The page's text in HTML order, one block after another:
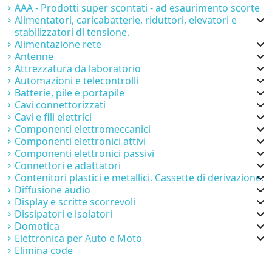
AAA - Prodotti super scontati - ad esaurimento scorte
Alimentatori, caricabatterie, riduttori, elevatori e
stabilizzatori di tensione.
Alimentazione rete
Antenne
Attrezzatura da laboratorio
Automazioni e telecontrolli
Batterie, pile e portapile
Cavi connettorizzati
Cavi e fili elettrici
Componenti elettromeccanici
Componenti elettronici attivi
Componenti elettronici passivi
Connettori e adattatori
Contenitori plastici e metallici. Cassette di derivazione.
Diffusione audio
Display e scritte scorrevoli
Dissipatori e isolatori
Domotica
Elettronica per Auto e Moto
Elimina code